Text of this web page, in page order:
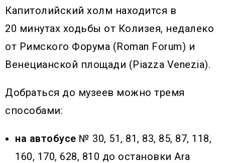
Капитолийский холм находится в
20 минутах ходьбы от Колизея, недалеко
от Римского Форума (Roman Forum) и
Венецианской площади (Piazza Venezia).
Добраться до музеев можно тремя
способами:
на автобусе № 30, 51, 81, 83, 85, 87, 118,
160, 170, 628, 810 до остановки Ara